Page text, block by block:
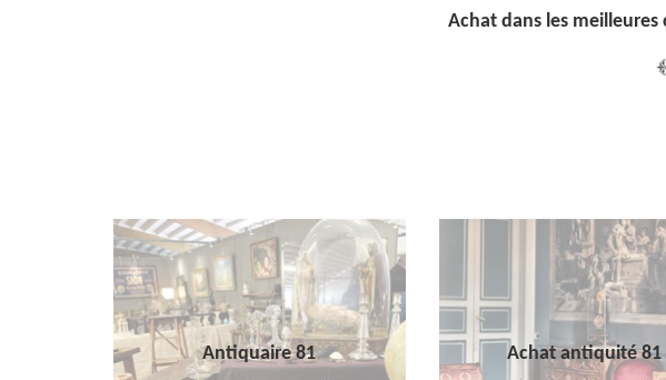
Achat dans les
Antiquaire 81 Achat antiquité 81